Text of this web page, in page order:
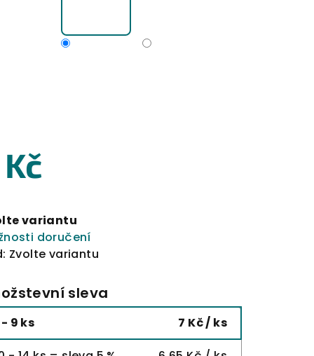
variantu
doručení
Zvolte variantu
sleva
- 9 ks 7 Kč/ ks